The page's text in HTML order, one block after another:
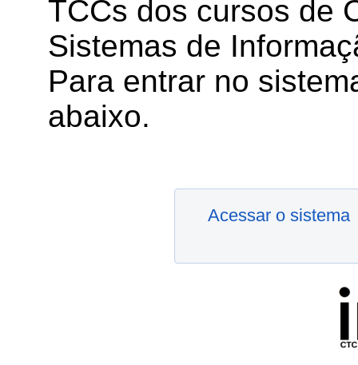
TCCs dos cursos de
Sistemas de
Para entrar no
abaixo.
Acessar o sistema